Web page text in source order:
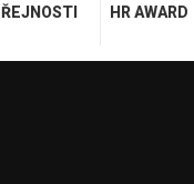
HR AWARD